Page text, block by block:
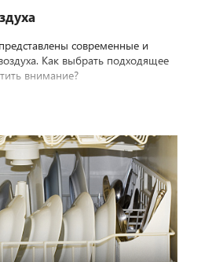
современные и
Как выбрать подходящее
внимание?